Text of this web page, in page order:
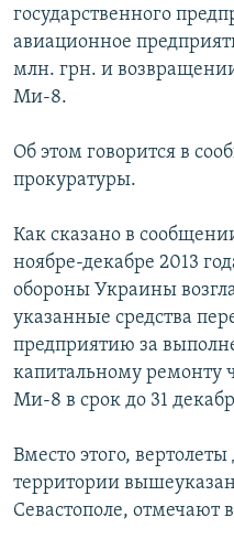
государственного
авиационное
млн. грн. и
Ми-8.
Об этом говорится в
прокуратуры.
Как сказано в
ноябре-декабре 2013
обороны Украины
указанные средства
предприятию за
капитальному ремонту
Ми-8 в срок до 31
Вместо этого,
территории
Севастополе, отмечают